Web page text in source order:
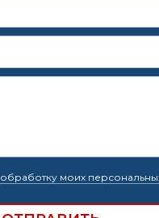
обработку моих